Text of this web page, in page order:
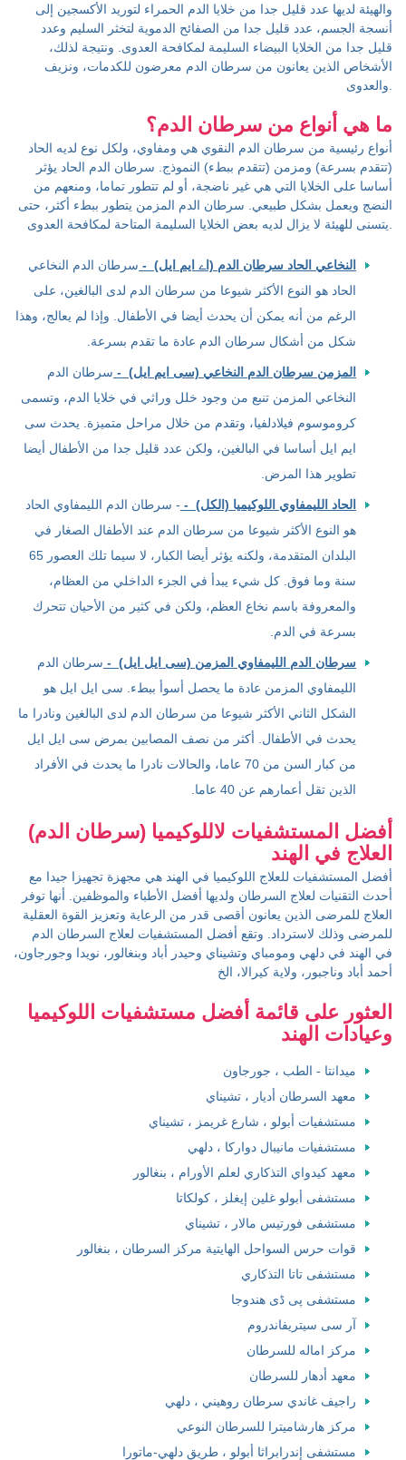
والهيئة لديها عدد قليل جدا من خلايا الدم الحمراء لتوريد الأكسجين إلى
أنسجة الجسم، عدد قليل جدا من الصفائح الدموية لتخثر السليم وعدد
قليل جدا من الخلايا البيضاء السليمة لمكافحة العدوى. ونتيجة لذلك،
الأشخاص الذين يعانون من سرطان الدم معرضون للكدمات، ونزيف
ما هي أنواع من سرطان الدم؟
أنواع رئيسية من سرطان الدم النقوي هي ومفاوي، ولكل نوع لديه الحاد
(تتقدم بسرعة) ومزمن (تتقدم ببطء) النموذج. سرطان الدم الحاد يؤثر
أساسا على الخلايا التي هي غير ناضجة، أو لم تتطور تماما، ومنعهم من
النضج ويعمل بشكل طبيعي. سرطان الدم المزمن يتطور ببطء أكثر، حتى
النخاعي الحاد سرطان الدم (اے ایم ایل) - سرطان الدم النخاعي
الحاد هو النوع الأكثر شيوعا من سرطان الدم لدى البالغين، على
الرغم من أنه يمكن أن يحدث أيضا في الأطفال. وإذا لم يعالج، وهذا
شكل من أشكال سرطان الدم عادة ما تقدم بسرعة.
المزمن سرطان الدم النخاعي (سی ایم ایل) - سرطان الدم
النخاعي المزمن تنبع من وجود خلل وراثي في خلايا الدم، وتسمى
كروموسوم فيلادلفيا، وتقدم من خلال مراحل متميزة. يحدث سی
ایم ایل أساسا في البالغين، ولكن عدد قليل جدا من الأطفال أيضا
تطوير هذا المرض.
الحاد الليمفاوي اللوكيميا (الكل) - - سرطان الدم الليمفاوي الحاد
هو النوع الأكثر شيوعا من سرطان الدم عند الأطفال الصغار في
البلدان المتقدمة، ولكنه يؤثر أيضا الكبار، لا سيما تلك العصور 65
سنة وما فوق. كل شيء يبدأ في الجزء الداخلي من العظام،
والمعروفة باسم نخاع العظم، ولكن في كثير من الأحيان تتحرك
بسرعة في الدم.
سرطان الدم الليمفاوي المزمن (سی ایل ایل) - سرطان الدم
الليمفاوي المزمن عادة ما يحصل أسوأ ببطء. سی ایل ایل هو
الشكل الثاني الأكثر شيوعا من سرطان الدم لدى البالغين ونادرا ما
يحدث في الأطفال. أكثر من نصف المصابين بمرض سی ایل ایل
من كبار السن من 70 عاما، والحالات نادرا ما يحدث في الأفراد
الذين تقل أعمارهم عن 40 عاما.
أفضل المستشفيات لاللوكيميا (سرطان الدم)
العلاج في الهند
أفضل المستشفيات للعلاج اللوكيميا في الهند هي مجهزة تجهيزا جيدا مع
أحدث التقنيات لعلاج السرطان ولديها أفضل الأطباء والموظفين. أنها توفر
العلاج للمرضى الذين يعانون أقصى قدر من الرعاية وتعزيز القوة العقلية
للمرضى وذلك لاسترداد. وتقع أفضل المستشفيات لعلاج السرطان الدم
في الهند في دلهي ومومباي وتشيناي وحيدر أباد وبنغالور، نويدا وجورجاون،
أحمد أباد وناجبور، ولاية كيرالا، الخ
العثور على قائمة أفضل مستشفيات اللوكيميا
وعيادات الهند
ميدانتا - الطب ، جورجاون
معهد السرطان أديار ، تشيناي
مستشفيات أبولو ، شارع غريمز ، تشيناي
مستشفيات مانيبال دواركا ، دلهي
معهد كيدواي التذكاري لعلم الأورام ، بنغالور
مستشفى أبولو غلين إيغلز ، كولكاتا
مستشفى فورتيس مالار ، تشيناي
قوات حرس السواحل الهايتية مركز السرطان ، بنغالور
مستشفى تاتا التذكاري
مستشفى پی ڈی هندوجا
آر سی سیتريفاندروم
مركز اماله للسرطان
معهد أدهار للسرطان
راجيف غاندي سرطان روهيني ، دلهي
مركز هارشاميترا للسرطان النوعي
مستشفى إندرابراثا أبولو ، طريق دلهي-ماتورا